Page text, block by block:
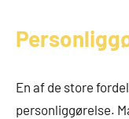
En af de store
personliggørelse.